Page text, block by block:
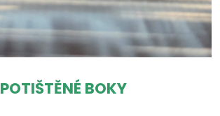
POTIŠTĚNÉ BOKY